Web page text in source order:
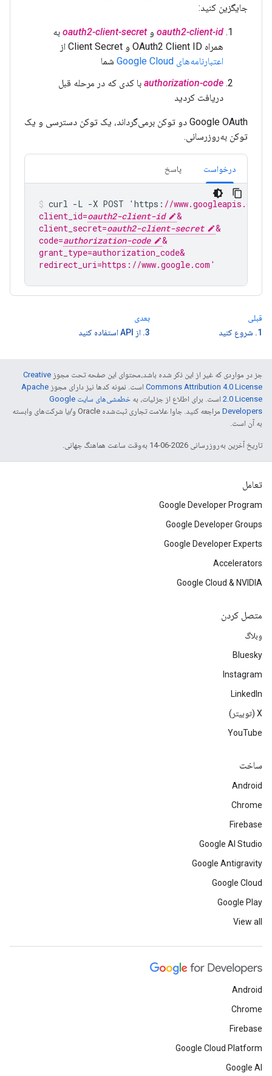
جایگزین کنید:
oauth2-client-id وoauth2-client-secret به
همراه OAuth2 Client ID و Client Secret از
اعتبارنامه‌های Google Cloud
شما
authorization-code با کدی که در مرحله قبل
دریافت کردید
Google OAuth دو توکن برمی‌گرداند، یک توکن دسترسی و یک
توکن به‌روزرسانی.
درخواست پاسخ
curl -L -X POST ' https : //www.googleapis.com/
client_id=oauth2-client-id
&
client_secret=oauth2-client-secret
&
code=authorization-code
&
grant_type=authorization_code&
redirect_uri=https://www.google.com'
قبلی
1. شروع کنید
بعدی
3. از API استفاده کنید
جز در مواردی که غیر از این ذکر شده باشد،‌محتوای این صفحه تحت مجوز Creative
Commons Attribution 4.0 License است. نمونه کدها نیز دارای مجوز Apache
2.0 License است. برای اطلاع از جزئیات، به
خطمشی‌های سایت Google
Developers‏
مراجعه کنید. جاوا علامت تجاری ثبت‌شده Oracle و/یا شرکت‌های وابسته
به آن است.
تاریخ آخرین به‌روزرسانی 2026-06-14 به‌وقت ساعت هماهنگ جهانی.
تعامل
Google Developer Program
Google Developer Groups
Google Developer Experts
Accelerators
Google Cloud & NVIDIA
متصل کردن
وبلاگ
Bluesky
Instagram
LinkedIn
‫X (توییتر)
YouTube
ساخت
Android
Chrome
Firebase
Google AI Studio
Google Antigravity
Google Cloud
Google Play
View all
Android
Chrome
Firebase
Google Cloud Platform
Google AI